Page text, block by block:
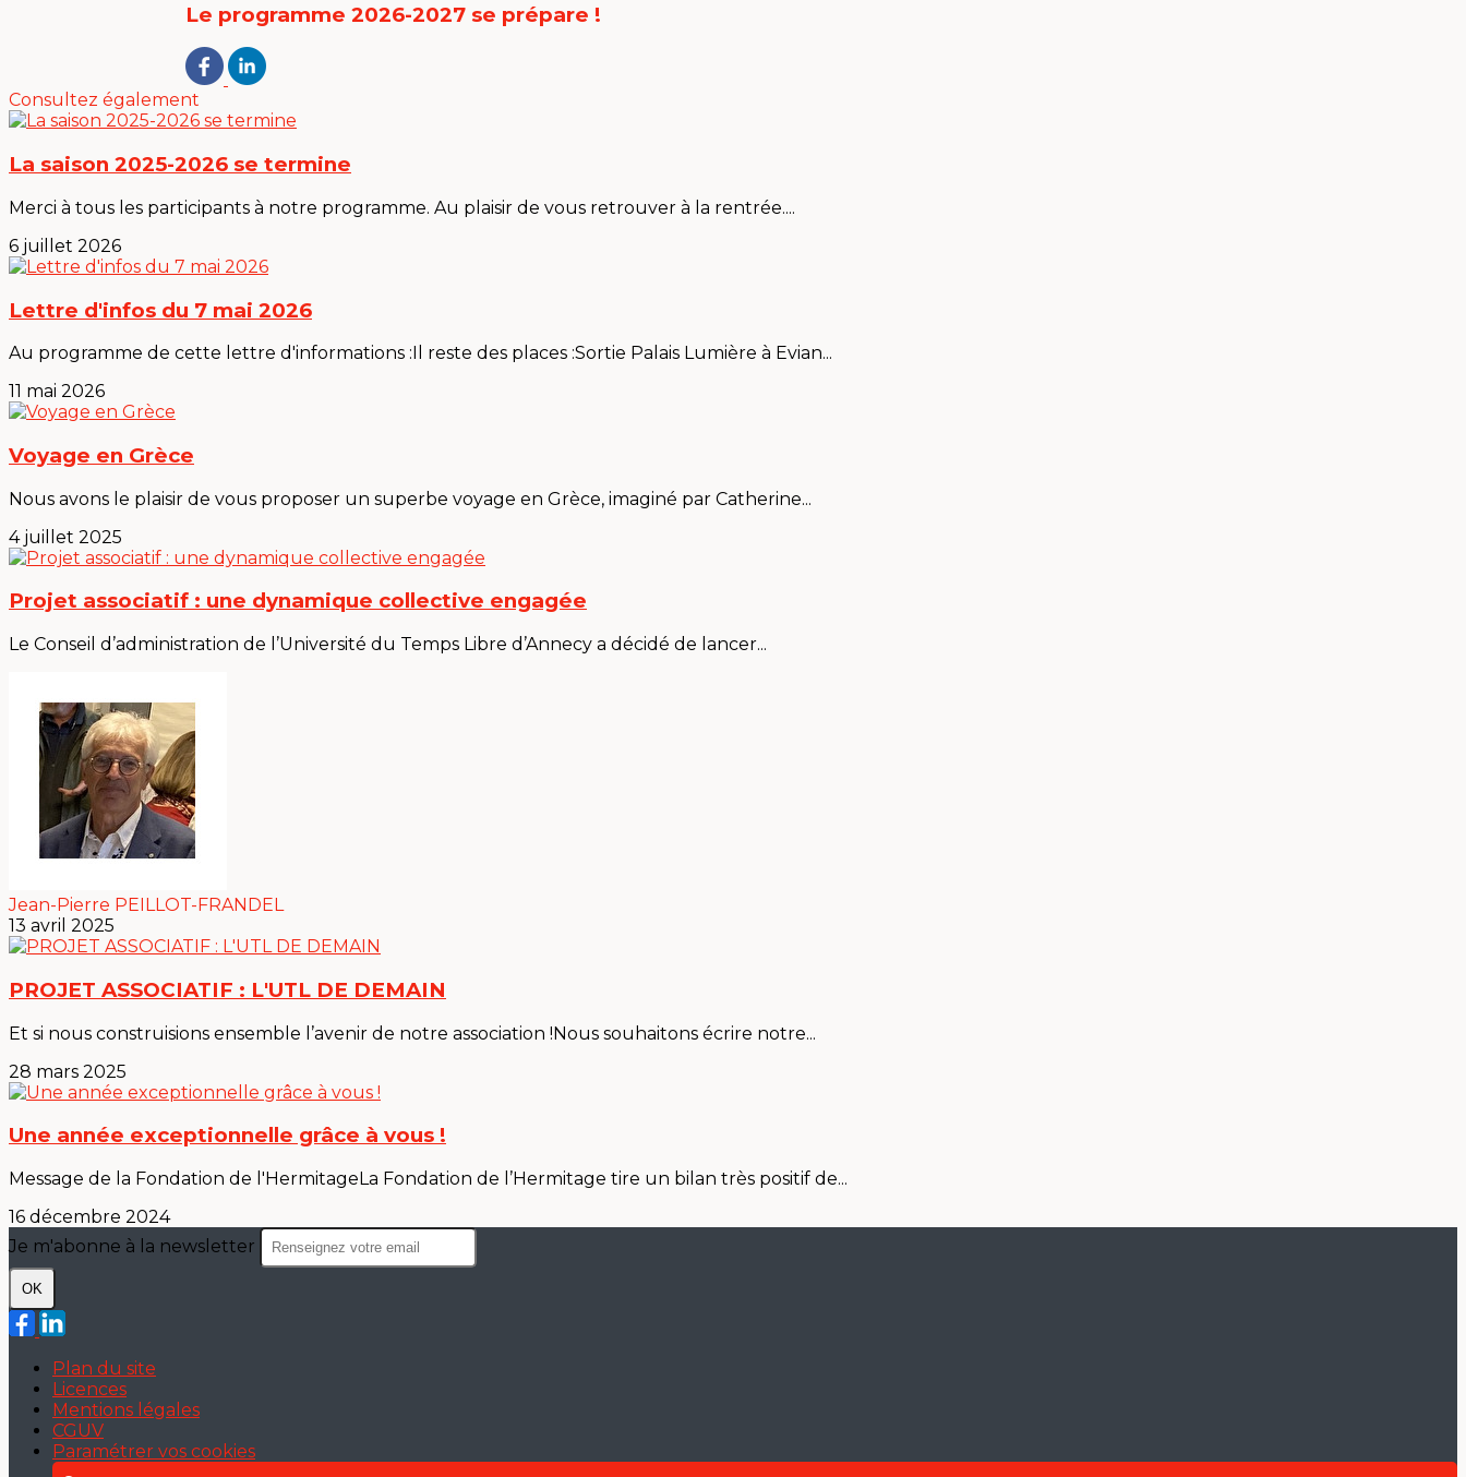
Le programme 2026-2027 se prépare !
Consultez également
La saison 2025-2026 se termine
Merci à tous les participants à notre programme. Au plaisir de vous retrouver à la rentrée....
6 juillet 2026
Lettre d'infos du 7 mai 2026
Au programme de cette lettre d'informations :Il reste des places :Sortie Palais Lumière à Evian...
11 mai 2026
Voyage en Grèce
Nous avons le plaisir de vous proposer un superbe voyage en Grèce, imaginé par Catherine...
4 juillet 2025
Projet associatif : une dynamique collective engagée
Le Conseil d’administration de l’Université du Temps Libre d’Annecy a décidé de lancer...
Jean-Pierre PEILLOT-FRANDEL
13 avril 2025
PROJET ASSOCIATIF : L'UTL DE DEMAIN
Et si nous construisions ensemble l’avenir de notre association !Nous souhaitons écrire notre...
28 mars 2025
Une année exceptionnelle grâce à vous !
Message de la Fondation de l'HermitageLa Fondation de l’Hermitage tire un bilan très positif de...
16 décembre 2024
Je m'abonne à la newsletter
OK
Plan du site
Licences
Mentions légales
CGUV
Paramétrer vos cookies